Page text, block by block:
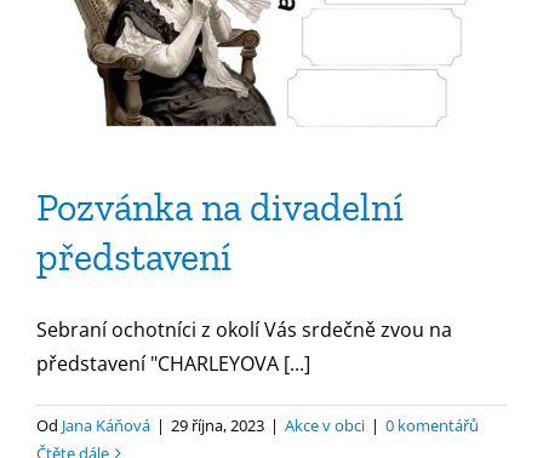
Pozvánka na divadelní
představení
Sebraní ochotníci z okolí Vás srdečně zvou na
představení "CHARLEYOVA [...]
Od Jana Káňová | 29 října, 2023 | Akce v obci | 0 komentářů
Čtěte dále